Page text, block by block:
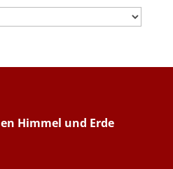
Himmel und Erde